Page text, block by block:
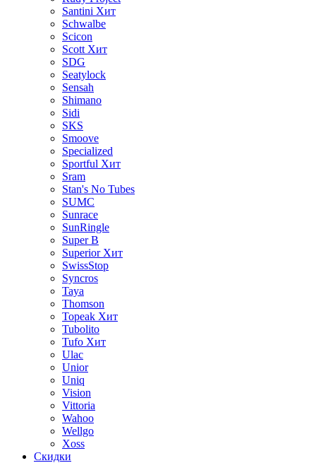
Santini Хит
Schwalbe
Scicon
Scott Хит
SDG
Seatylock
Sensah
Shimano
Sidi
SKS
Smoove
Specialized
Sportful Хит
Sram
Stan's No Tubes
SUMC
Sunrace
SunRingle
Super B
Superior Хит
SwissStop
Syncros
Taya
Thomson
Topeak Хит
Tubolito
Tufo Хит
Ulac
Unior
Uniq
Vision
Vittoria
Wahoo
Wellgo
Xoss
Скидки